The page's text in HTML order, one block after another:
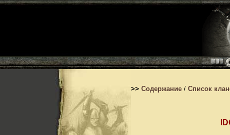
>> Содержание / Список